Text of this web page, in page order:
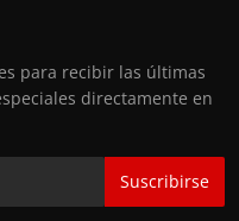
para recibir las últimas
directamente en
Suscribirse